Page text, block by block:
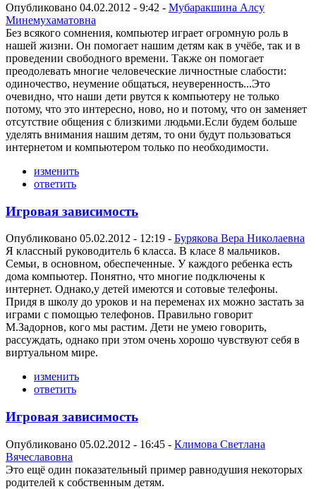
Опубликовано 04.02.2012 - 9:42 - Мубаракшина Алсу
Минемухаматовна
Без всякого сомнения, компьютер играет огромную роль в
нашей жизни. Он помогает нашим детям как в учёбе, так и в
проведении свободного времени. Также он помогает
преодолевать многие человеческие личностные слабости:
одиночество, неумение общаться, неуверенность...Это
очевидно, что наши дети рвутся к компьютеру не только
потому, что это интересно, ново, но и потому, что он заменяет
отсутствие общения с близкими людьми.Если будем больше
уделять внимания нашим детям, то они будут пользоваться
интернетом и компьютером только по необходимости.
изменить
ответить
Игровая зависимость
Опубликовано 05.02.2012 - 12:19 - Бурякова Вера Николаевна
Я классный руководитель 6 класса. В класе 8 мальчиков.
Семьи, в основном, обеспеченные. У каждого ребенка есть
дома компьютер. Понятно, что многие подключены к
интернет. Однако,у детей имеются и сотовые телефоны.
Придя в школу до уроков и на переменах их можно застать за
играми с помощью телефонов. Правильно говорит
М.Задорнов, кого мы растим. Дети не умею говорить,
рассуждать, однако при этом очень хорошо чувствуют себя в
виртуальном мире.
изменить
ответить
Игровая зависимость
Опубликовано 05.02.2012 - 16:45 - Климова Светлана
Вячеславовна
Это ещё один показательный пример равнодушия некоторых
родителей к собственным детям.